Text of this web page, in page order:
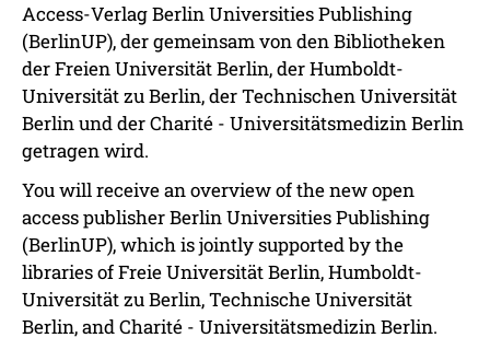
Access-Verlag Berlin Universities Publishing
(BerlinUP), der gemeinsam von den Bibliotheken
der Freien Universität Berlin, der Humboldt-
Universität zu Berlin, der Technischen Universität
Berlin und der Charité - Universitätsmedizin Berlin
getragen wird.
You will receive an overview of the new open
access publisher Berlin Universities Publishing
(BerlinUP), which is jointly supported by the
libraries of Freie Universität Berlin, Humboldt-
Universität zu Berlin, Technische Universität
Berlin, and Charité - Universitätsmedizin Berlin.